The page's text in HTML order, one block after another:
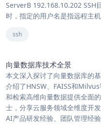
ServerB 192.168.10.202 SSH
时，指定的用户名是指远程主
ssh
向量数据库技术全景
本文深入探讨了向量数据库的
介绍了HNSW、FAISS和
和检索高维向量数据提供全面
士，分享云服务领域全维度开
AI产品研发经验、团队管理经